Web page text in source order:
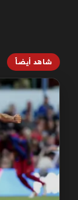
شاهد أيضاً